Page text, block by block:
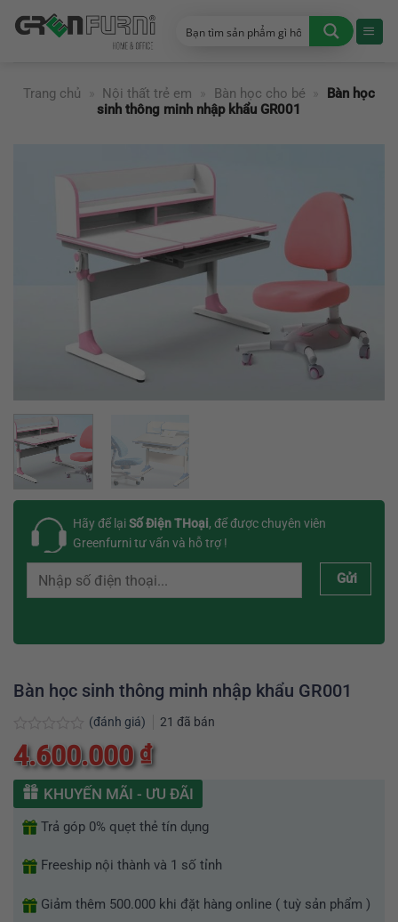
đến
Trang chủ
» Nội thất trẻ em » Bàn học cho bé »
Bàn học
sinh thông minh nhập khẩu GR001
Hãy để lạiSố Điện THoại, để được chuyên viên
Greenfurni tư vấn và hỗ trợ !
Gửi
Bàn học sinh thông minh nhập khẩu GR001
Được
xếp
hạng
(đánh giá) 21 đã bán
4.600.000₫
KHUYẾN MÃI - ƯU ĐÃI
Trả góp 0% quẹt thẻ tín dụng
Freeship nội thành và 1 số tỉnh
Giảm thêm 500.000 khi đặt hàng online ( tuỳ sản phẩm )